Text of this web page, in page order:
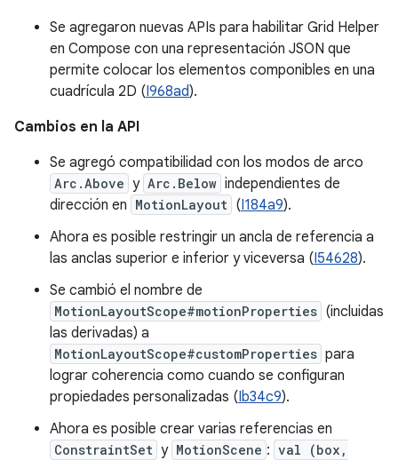
Se agregaron nuevas APIs para habilitar Grid Helper
en Compose con una representación JSON que
permite colocar los elementos componibles en una
cuadrícula 2D (I968ad).
Cambios en la API
Se agregó compatibilidad con los modos de arco
Arc.Above y Arc.Below independientes de
dirección en MotionLayout (I184a9).
Ahora es posible restringir un ancla de referencia a
las anclas superior e inferior y viceversa (I54628).
Se cambió el nombre de
MotionLayoutScope#motionProperties (incluidas
las derivadas) a
MotionLayoutScope#customProperties para
lograr coherencia como cuando se configuran
propiedades personalizadas (Ib34c9).
Ahora es posible crear varias referencias en
ConstraintSet y MotionScene : val (box,